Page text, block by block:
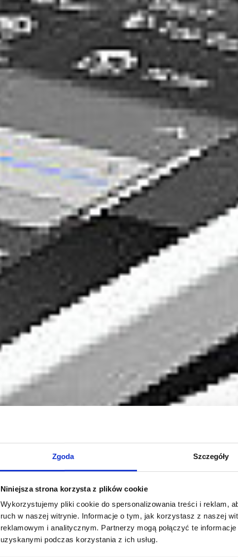
Zgoda Szczegóły
Niniejsza strona korzysta z plików cookie
Wykorzystujemy pliki cookie do spersonalizowania treści i reklam,
ruch w naszej witrynie. Informacje o tym, jak korzystasz z naszej
reklamowym i analitycznym. Partnerzy mogą połączyć te
uzyskanymi podczas korzystania z ich usług.